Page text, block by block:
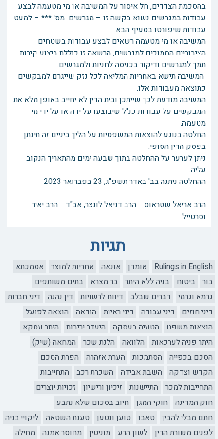
בהסכמת הצדדים, חל איסור על המשיבה או מי מטעמה לבצע
עבודות במגרשים נשוא בקשה זו – מגרשים מס' *** – למעט
עבודות שיפורטו בסעיף הבא.
המשיבה או מי מטעמה רשאים לבצע עבודות בשטחים
הציבוריים הסמוכים למגרשים, הרשאה זו כוללת ביצוע קירות
תמך למגרשים ודיקור בכניסה לחניות ולמגרשים.
המשיבה תישא באחריות המליאה לכל נזק שייגרם למבקשים
כתוצאה מעבודות אלו.
המשיבה מודעת לכך שייתכן ובית הדין לא יחייב באופן מלא את
המבקשים על עבודות כנ"ל שיבוצעו על ידה או על ידי מי
מטעמה.
החלטה בנוגע להוצאות המשפטיות על הליך ביניים זה תינתן
בפסק הדין הסופי.
ניתן לערער על ההחלטה בתוך שבעה ימים מהתאריך הנקוב
עליה.
ההחלטה ניתנה בב' באדר תשפ"ג, 23 בפברואר 2023
הרב אריאל שטראוס הרב דניאל לונצר, אב"ד הרב יאיר
וסרטייל
תגיות
Rulings in English אומדן אונאה אחריות למוצר
אסמכתא
בור
ביטוח בניה ללא היתר בר מצרא
בתים משותפים
גרמא וגרמי
דברים שבלב דיווח לרשויות דין נהנה
דיני חברות
דיני חוזים
דיני עבודה דיני ראיות הודאה
הוצאה לפועל
הוצאות משפט
הטעיה בעסקה היעדר יריבות
היתר עסקא
היתר פניה לערכאות
הלוואה הלנת שכר
המחאה (שיק)
הסכם בכפייה
הסתמכות הערת אזהרה
הפרת הסכם
הקדש וצדקה
השבת אבידה השכרת רכב
התחייבות
התחייבות למכר
התיישנות זיכיון ורישיון
זכויות יוצרים
חוק המדינה
חוקי המגן
חיוב בסכום שלא נתבע
חתם מבלי להבין
טאבו טוען ונטען טענת השטאה
ליקויי בניה
לפנים משורת הדין
לשון הרע מוניטין מחוסר אמנה
מחילה